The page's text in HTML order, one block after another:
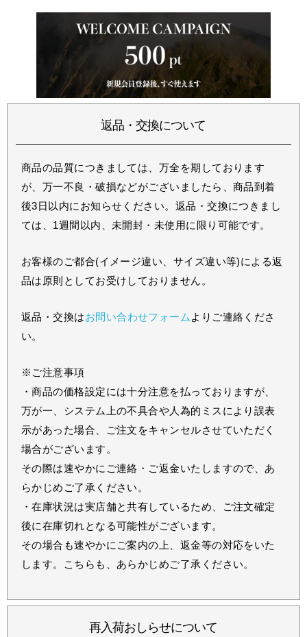
返品・交換について
商品の品質につきましては、万全を期しております
が、万一不良・破損などがございましたら、商品到着
後3日以内にお知らせください。返品・交換につきまし
ては、1週間以内、未開封・未使用に限り可能です。
お客様のご都合(イメージ違い、サイズ違い等)による返
品は原則としてお受けしておりません。
返品・交換はお問い合わせフォーム よりご連絡くださ
い。
※ご注意事項
・商品の価格設定には十分注意を払っておりますが、
万が一、システム上の不具合や人為的ミスにより誤表
示があった場合、ご注文をキャンセルさせていただく
場合がございます。
その際は速やかにご連絡・ご返金いたしますので、あ
らかじめご了承ください。
・在庫状況は実店舗と共有しているため、ご注文確定
後に在庫切れとなる可能性がございます。
その場合も速やかにご案内の上、返金等の対応をいた
します。こちらも、あらかじめご了承ください。
再入荷おしらせについて